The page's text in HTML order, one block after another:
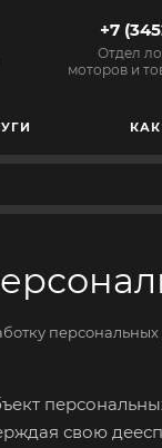
+7
Отдел
моторов и
свою